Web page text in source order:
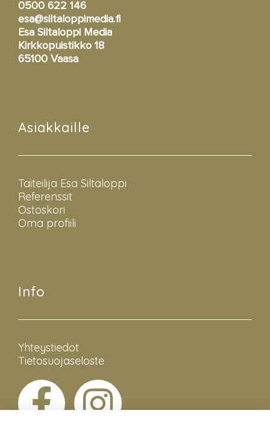
0500 622 146
esa@siltaloppimedia.fi
Esa Siltaloppi Media
Kirkkopuistikko 18
65100 Vaasa
Asiakkaille
Taiteilija Esa Siltaloppi
Referenssit
Ostoskori
Oma profiili
Info
Yhteystiedot
Tietosuojaseloste